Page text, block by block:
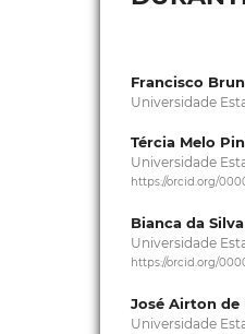
Francisco
Universidade
Tércia Melo
Universidade
https://orcid.org/
Bianca da
Universidade
https://orcid.org/
José Airton de
Universidade